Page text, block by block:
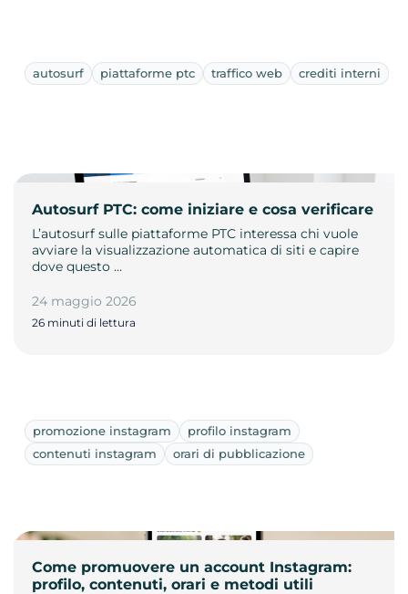
autosurf piattaforme ptc traffico web crediti interni
Autosurf PTC: come iniziare e cosa verificare
L’autosurf sulle piattaforme PTC interessa chi vuole
avviare la visualizzazione automatica di siti e capire
dove questo …
24 maggio 2026
26 minuti di lettura
promozione instagram
profilo instagram
contenuti instagram
orari di pubblicazione
Come promuovere un account Instagram:
profilo, contenuti, orari e metodi utili